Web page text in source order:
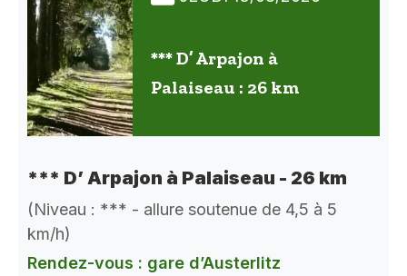
*** D’ Arpajon à
Palaiseau : 26 km
*** D’ Arpajon à Palaiseau - 26 km
(Niveau : *** - allure soutenue de 4,5 à 5
km/h)
Rendez-vous : gare d’Austerlitz